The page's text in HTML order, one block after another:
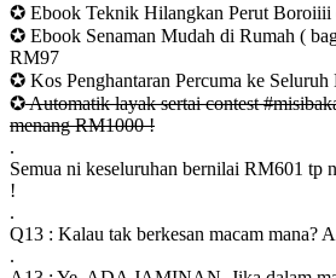
✪ Ebook Teknik Hilangkan Perut
✪ Ebook Senaman Mudah di Rumah (
RM97
✪ Kos Penghantaran Percuma ke Seluruh
✪Automatik layak sertai contest
menang RM1000 !
.
Semua ni keseluruhan bernilai RM601 tp
!
.
Q13 : Kalau tak berkesan macam mana?
.